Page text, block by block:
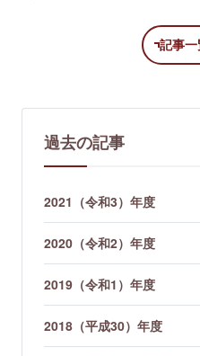
記事
過去の記事
2021（令和3）年度
2020（令和2）年度
2019（令和1）年度
2018（平成30）年度